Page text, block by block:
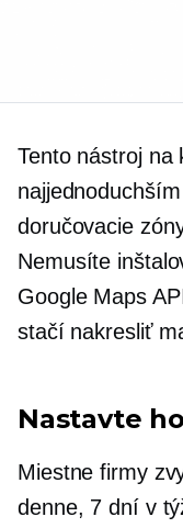
Tento nástroj na
doručovacie
Nemusíte
Google Maps
stačí nakresliť
Nastavte
Miestne firmy
denne, 7 dní v